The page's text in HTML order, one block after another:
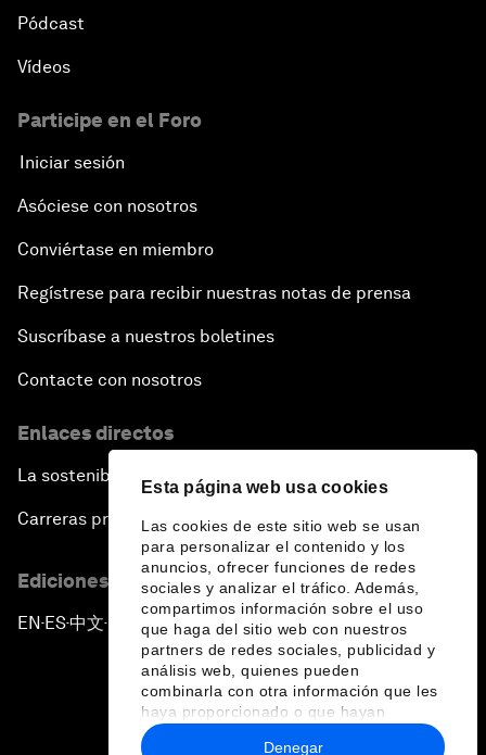
Esta página web usa cookies
Las cookies de este sitio web se usan
para personalizar el contenido y los
anuncios, ofrecer funciones de redes
sociales y analizar el tráfico. Además,
compartimos información sobre el uso
que haga del sitio web con nuestros
partners de redes sociales, publicidad y
análisis web, quienes pueden
combinarla con otra información que les
haya proporcionado o que hayan
recopilado a partir del uso que haya
Denegar
Pódcast
Vídeos
Participe en el Foro
Iniciar sesión
Asóciese con nosotros
Conviértase en miembro
Regístrese para recibir nuestras notas de prensa
Suscríbase a nuestros boletines
Contacte con nosotros
Enlaces directos
La sostenibilidad en el Foro
Carreras profesionales
Ediciones en otros idiomas
EN ▪ES▪中文▪ 日本語